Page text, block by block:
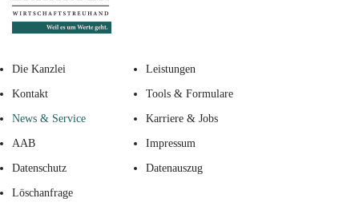
Die Kanzlei Leistungen
Kontakt Tools & Formulare
News & Service Karriere & Jobs
AAB Impressum
Datenschutz Datenauszug
Löschanfrage